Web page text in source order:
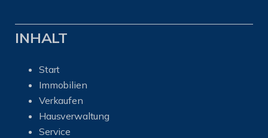
INHALT
Start
Immobilien
Verkaufen
Hausverwaltung
Service